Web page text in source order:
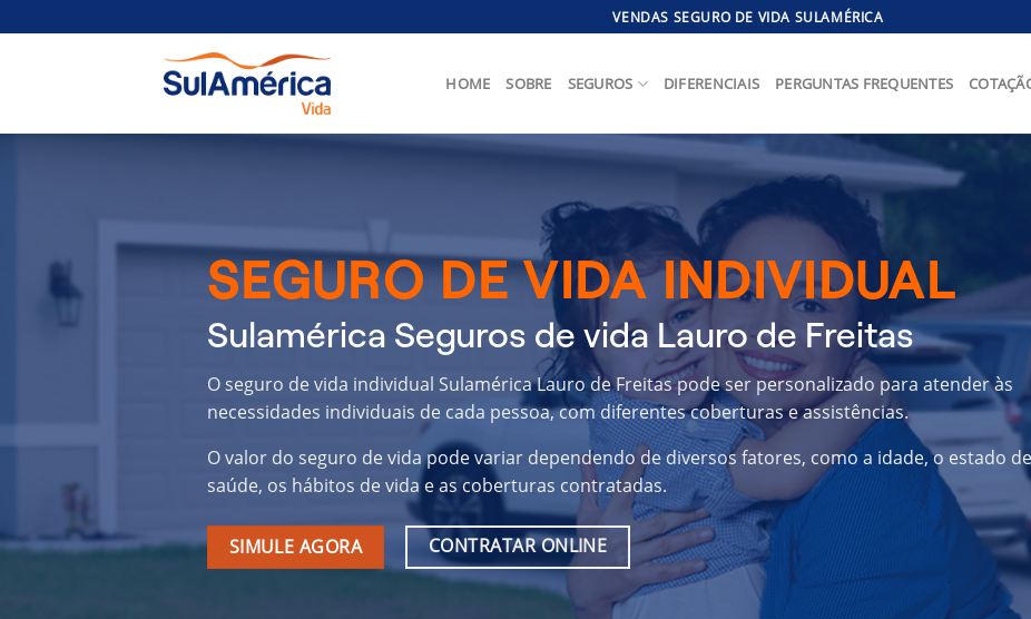
to
VENDAS SEGURO DE VIDA SULAMÉRICA
HOME SOBRE SEGUROS DIFERENCIAIS PERGUNTAS FREQUENTES
SEGURO DE VIDA INDIVIDUAL
Sulamérica Seguros de vida Lauro de Freitas
O seguro de vida individual Sulamérica Lauro de Freitas pode ser personalizado para atender às
necessidades individuais de cada pessoa, com diferentes coberturas e assistências.
O valor do seguro de vida pode variar dependendo de diversos fatores, como a idade, o estado de
saúde, os hábitos de vida e as coberturas contratadas.
SIMULE AGORA CONTRATAR ONLINE